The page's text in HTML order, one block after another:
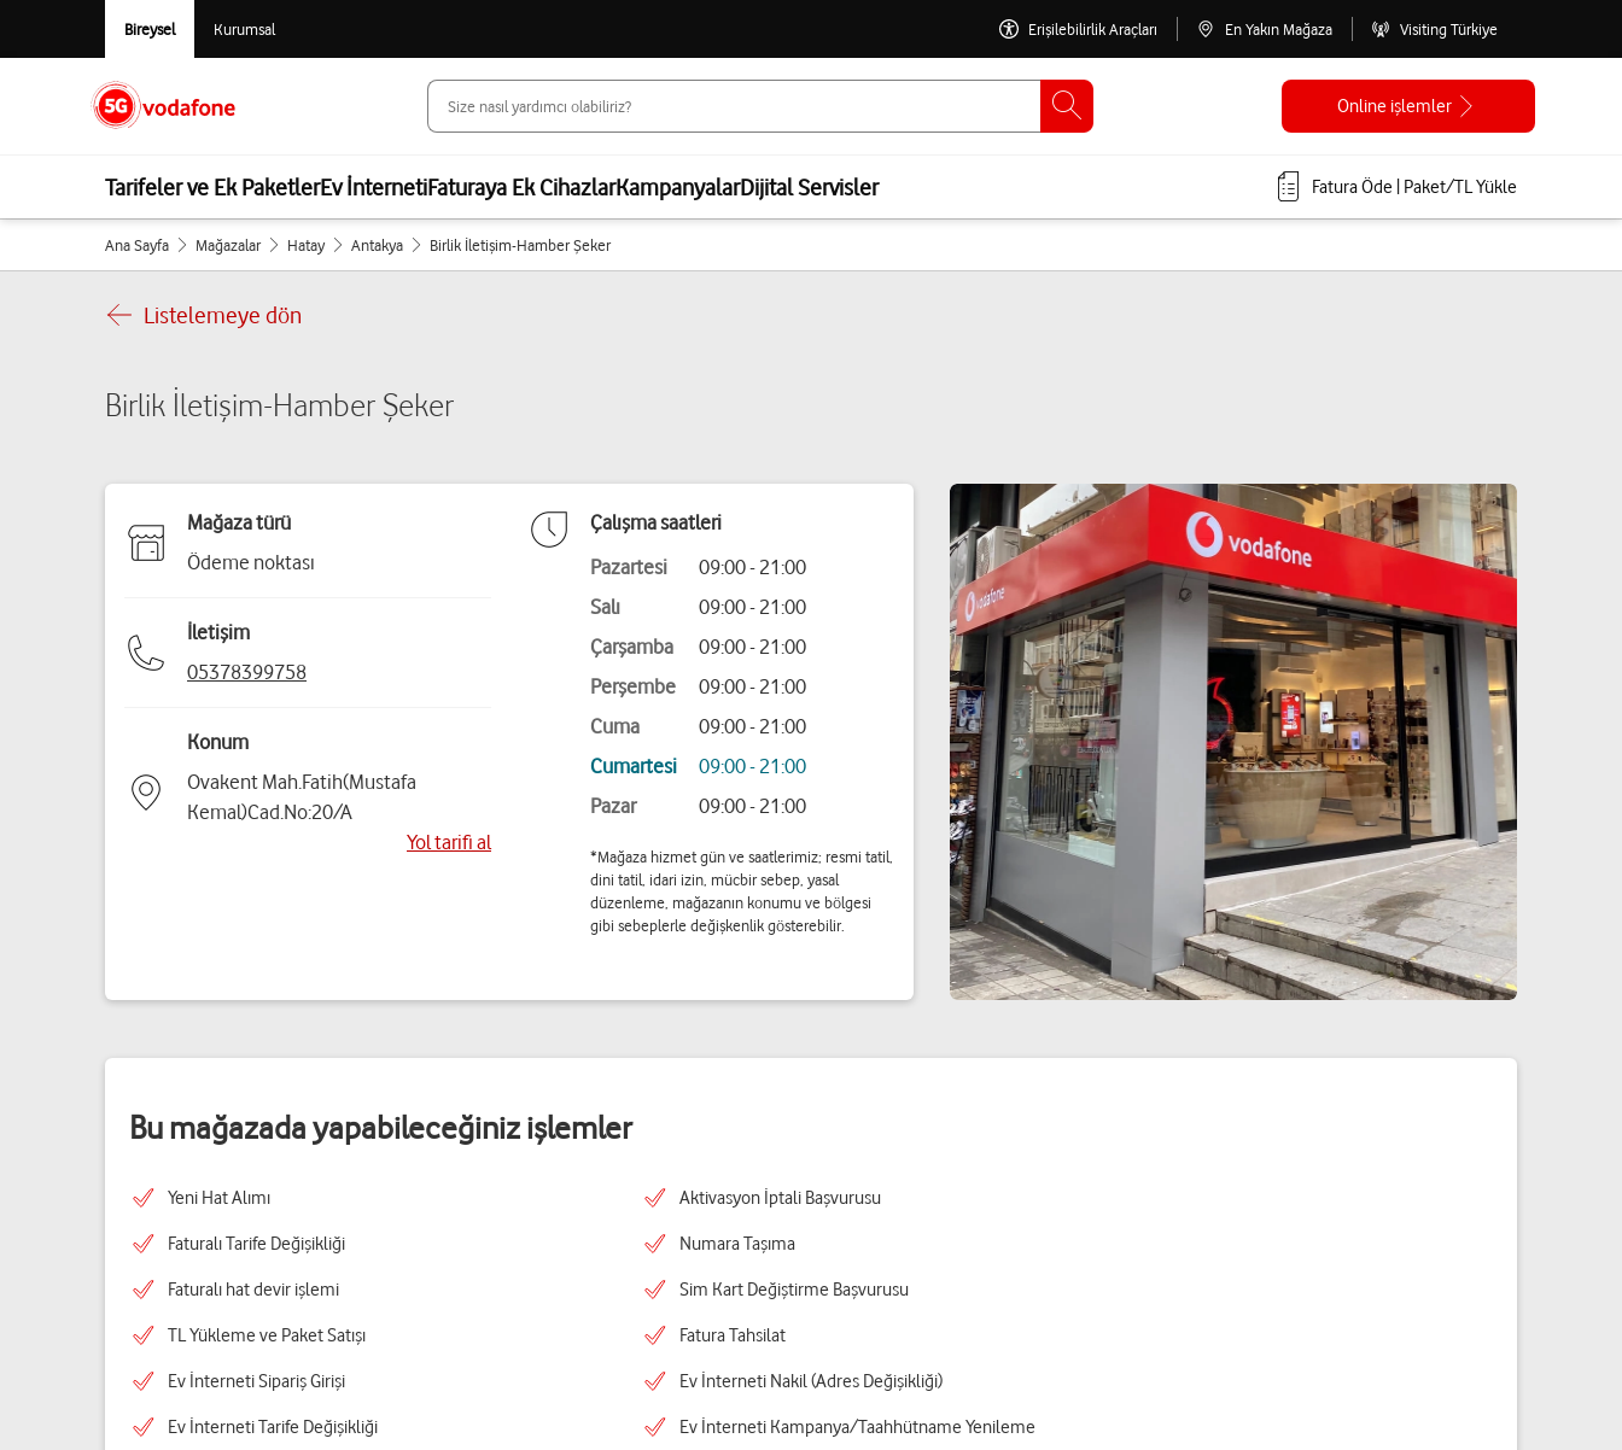
Bireysel Kurumsal Erişilebilirlik Araçları En Yakın Mağaza Visiting Türkiye
Online işlemler
Tarifeler ve Ek PaketlerEv İnternetiFaturaya Ek CihazlarKampanyalarDijital Servisler Fatura Öde | Paket/TL Yükle
Ana Sayfa Mağazalar Hatay Antakya Birlik İletişim-Hamber Şeker
Listelemeye dön
Birlik İletişim-Hamber Şeker
Mağaza türü
Ödeme noktası
İletişim
05378399758
Konum
Ovakent Mah.Fatih(Mustafa
Kemal)Cad.No:20/A
Yol tarifi al
Çalışma saatleri
Pazartesi
09:00 - 21:00
Salı
09:00 - 21:00
Çarşamba
09:00 - 21:00
Perşembe
09:00 - 21:00
Cuma
09:00 - 21:00
Cumartesi
09:00 - 21:00
Pazar
09:00 - 21:00
*Mağaza hizmet gün ve saatlerimiz; resmi tatil,
dini tatil, idari izin, mücbir sebep, yasal
düzenleme, mağazanın konumu ve bölgesi
gibi sebeplerle değişkenlik gösterebilir.
Bu mağazada yapabileceğiniz işlemler
Yeni Hat Alımı Aktivasyon İptali Başvurusu
Faturalı Tarife Değişikliği Numara Taşıma
Faturalı hat devir işlemi Sim Kart Değiştirme Başvurusu
TL Yükleme ve Paket Satışı Fatura Tahsilat
Ev İnterneti Sipariş Girişi Ev İnterneti Nakil (Adres Değişikliği)
Ev İnterneti Tarife Değişikliği Ev İnterneti Kampanya/Taahhütname Yenileme